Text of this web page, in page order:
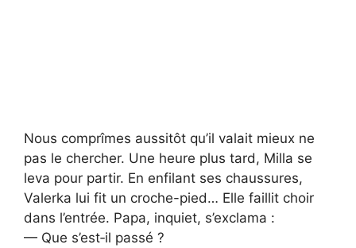
Nous comprîmes aussitôt qu’il valait mieux ne
pas le chercher. Une heure plus tard, Milla se
leva pour partir. En enfilant ses chaussures,
Valerka lui fit un croche-pied… Elle faillit choir
dans l’entrée. Papa, inquiet, s’exclama :
— Que s’est‑il passé ?